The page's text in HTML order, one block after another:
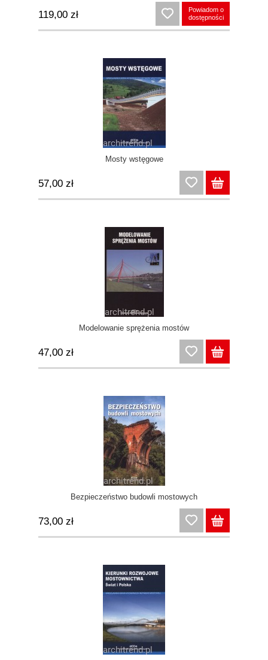
119,00 zł
Powiadom o
dostępności
Mosty wstęgowe
57,00 zł
Modelowanie sprężenia mostów
47,00 zł
Bezpieczeństwo budowli mostowych
73,00 zł